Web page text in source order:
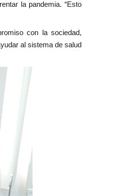
la pandemia. “Esto
con la sociedad,
al sistema de salud